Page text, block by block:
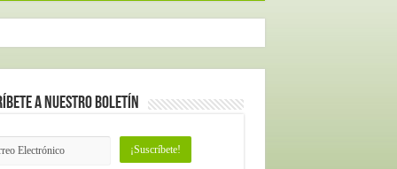
a nuestro Boletín